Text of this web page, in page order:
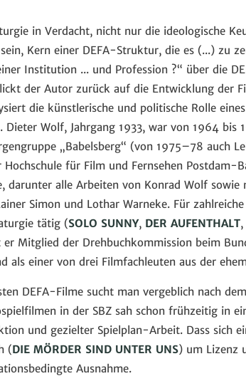
in Verdacht, nicht nur die ideologische
Kern einer DEFA-Struktur, die es (...) zu
Institution ... und Profession ?“ über die
der Autor zurück auf die Entwicklung der
die künstlerische und politische Rolle
Wolf, Jahrgang 1933, war von 1964 bis
„Babelsberg“ (von 1975–78 auch
Hochschule für Film und Fernsehen Postdam-
darunter alle Arbeiten von Konrad Wolf sowie
Simon und Lothar Warneke. Für
tätig (SOLO SUNNY, DER AUFENTHALT,
er Mitglied der Drehbuchkommission beim
als einer von drei Filmfachleuten aus der
DEFA-Filme sucht man vergeblich nach
in der SBZ sah schon frühzeitig in
und gezielter Spielplan-Arbeit. Dass sich
(DIE MÖRDER SIND UNTER UNS) um Lizenz
Ausnahme.